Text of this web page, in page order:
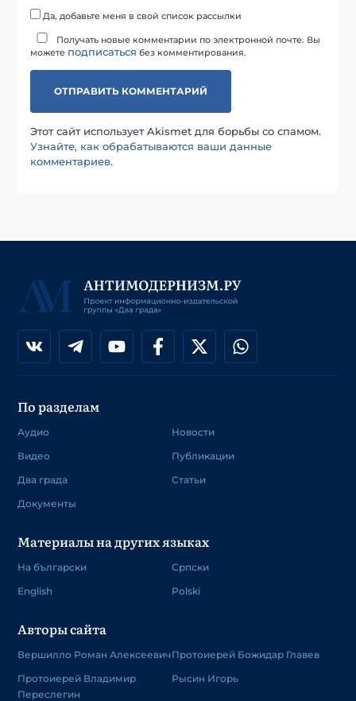
Да, добавьте меня в свой список рассылки
Получать новые комментарии по электронной почте. Вы
можете подписаться без комментирования.
Этот сайт использует Akismet для борьбы со спамом.
Узнайте, как обрабатываются ваши данные
комментариев.
По разделам
Аудио
Видео
Два града
Документы
Новости
Публикации
Статьи
Материалы на других языках
На български
English
Српски
Polski
Авторы сайта
Вершилло Роман Алексеевич
Протоиерей Владимир
Переслегин
Протоиерей Божидар Главев
Рысин Игорь